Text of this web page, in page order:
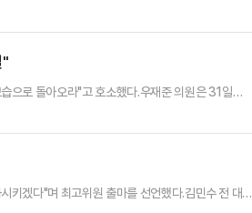
치주의의 근간이 흔들리고 반(反)기업정책으로 기
"
으로 돌아오라"고 호소했다.우재준 의원은 31일
상계엄을 긍정하는지로 달라진다고 본다. 많은 분
키겠다"며 최고위원 출마를 선언했다.김민수 전 대